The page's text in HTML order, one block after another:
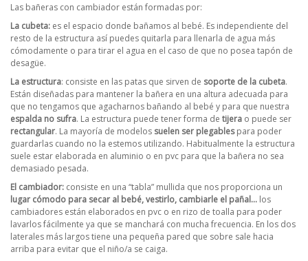
Las bañeras con cambiador están formadas por:
La cubeta: es el espacio donde bañamos al bebé. Es independiente del
resto de la estructura así puedes quitarla para llenarla de agua más
cómodamente o para tirar el agua en el caso de que no posea tapón de
desagüe.
La estructura: consiste en las patas que sirven de soporte de la cubeta.
Están diseñadas para mantener la bañera en una altura adecuada para
que no tengamos que agacharnos bañando al bebé y para que nuestra
espalda no sufra. La estructura puede tener forma de tijera o puede ser
rectangular. La mayoría de modelos suelen ser plegablespara poder
guardarlas cuando no la estemos utilizando. Habitualmente la estructura
suele estar elaborada en aluminio o en pvc para que la bañera no sea
demasiado pesada.
El cambiador: consiste en una “tabla” mullida que nos proporciona un
lugar cómodo para secar al bebé, vestirlo, cambiarle el pañal… los
cambiadores están elaborados en pvc o en rizo de toalla para poder
lavarlos fácilmente ya que se manchará con mucha frecuencia. En los dos
laterales más largos tiene una pequeña pared que sobre sale hacia
arriba para evitar que el niño/a se caiga.